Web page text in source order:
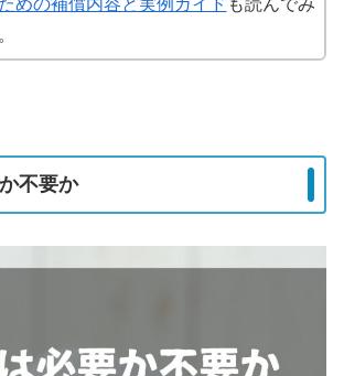
めの補償内容と実例ガイド も読んでみ
不要か